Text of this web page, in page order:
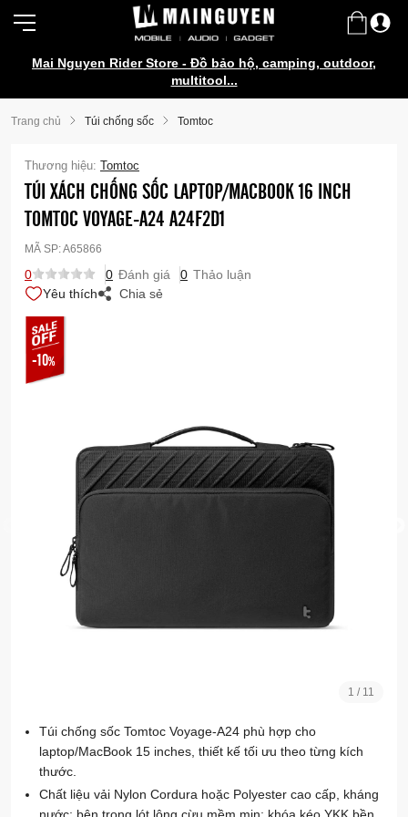
Mai Nguyen Rider Store - Đồ bảo hộ, camping, outdoor,
multitool...
Trang chủ Túi chống sốc Tomtoc
Thương hiệu: Tomtoc
TÚI XÁCH CHỐNG SỐC LAPTOP/MACBOOK 16 INCH
TOMTOC VOYAGE-A24 A24F2D1
MÃ SP:A65866
0 0 Đánh giá 0 Thảo luận
Yêu thích
Chia sẻ
-10%
1 / 11
Túi chống sốc Tomtoc Voyage-A24 phù hợp cho
laptop/MacBook 15 inches, thiết kế tối ưu theo từng kích
thước.
Chất liệu vải Nylon Cordura hoặc Polyester cao cấp, kháng